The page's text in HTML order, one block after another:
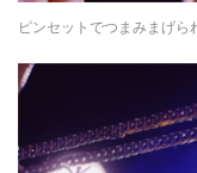
ピンセットでつまみまげら